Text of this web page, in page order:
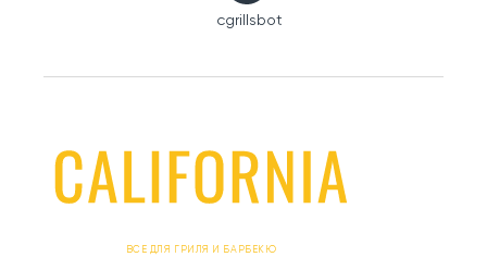
cgrillsbot
ВСЕ ДЛЯ ГРИЛЯ И БАРБЕКЮ